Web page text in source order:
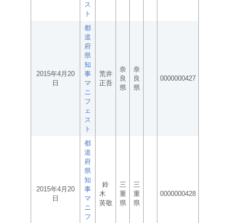
ス
ト
2015年4月20
日
都
道
府
県
知
事
マ
ニ
フ
ェ
ス
ト
荒井
正吾
奈
良
県
奈
良
県
0000000427
2015年4月20
日
都
道
府
県
知
事
マ
ニ
フ
鈴
木
英敬
三
重
県
三
重
県
0000000428